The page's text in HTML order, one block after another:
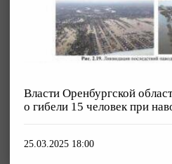
Власти Оренбургской
о гибели 15 человек при
25.03.2025 18:00